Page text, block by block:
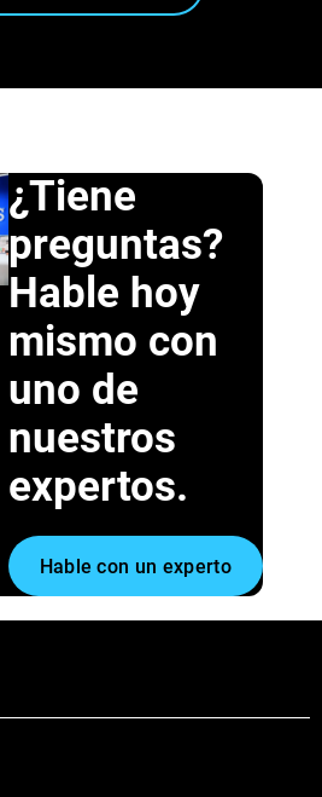
¿Tiene
preguntas?
Hable hoy
mismo con
uno de
nuestros
expertos.
Hable con un experto